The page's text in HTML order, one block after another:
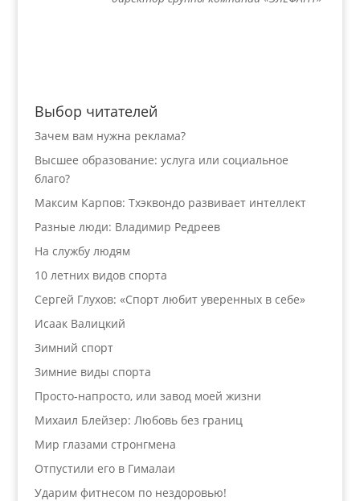
Выбор читателей
Зачем вам нужна реклама?
Высшее образование: услуга или социальное
благо?
Максим Карпов: Тхэквондо развивает интеллект
Разные люди: Владимир Редреев
На службу людям
10 летних видов спорта
Сергей Глухов: «Спорт любит уверенных в себе»
Исаак Валицкий
Зимний спорт
Зимние виды спорта
Просто-напросто, или завод моей жизни
Михаил Блейзер: Любовь без границ
Мир глазами стронгмена
Отпустили его в Гималаи
Ударим фитнесом по нездоровью!